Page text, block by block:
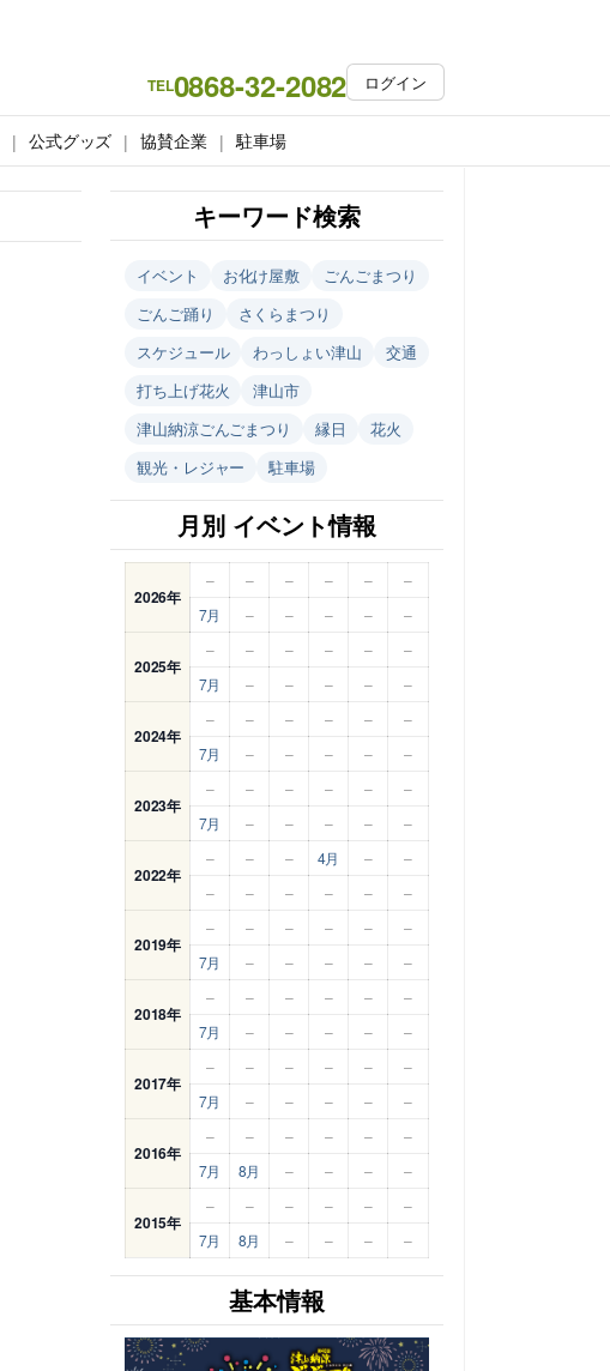
TEL0868-32-2082 ログイン
公式グッズ 協賛企業 駐車場
キーワード検索
イベント お化け屋敷
ごんごまつり
ごんご踊り
さくらまつり
スケジュール
わっしょい津山
交通
打ち上げ花火
津山市
津山納涼ごんごまつり
縁日
花火
観光・レジャー
駐車場
月別 イベント情報
2026年
– – – – –
–
7月
– – – – –
2025年
– – – – –
–
7月
– – – – –
2024年
– – – – –
–
7月
– – – – –
2023年
– – – – –
–
7月
– – – – –
2022年
– – – 4月 –
–
–
– – – – –
2019年
– – – – –
–
7月
– – – – –
2018年
– – – – –
–
7月
– – – – –
2017年
– – – – –
–
7月
– – – – –
2016年
– – – – –
–
7月
8月 – – – –
2015年
– – – – –
–
7月
8月 – – – –
基本情報